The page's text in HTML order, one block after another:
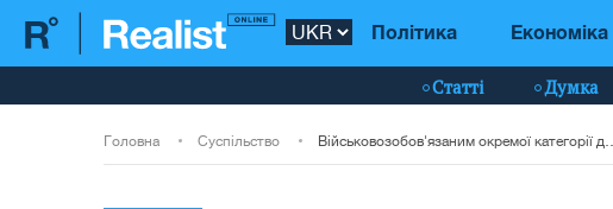
Політика Економіка
Статті Думка
Головна Суспільство